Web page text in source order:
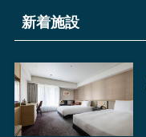
別
検
新着施設